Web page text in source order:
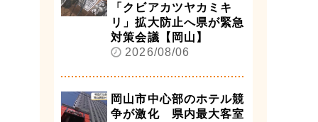
「クビアカツヤカミキ
リ」拡大防止へ県が緊急
対策会議【岡山】
2026/08/06
岡山市中心部のホテル競
争が激化 県内最大客室